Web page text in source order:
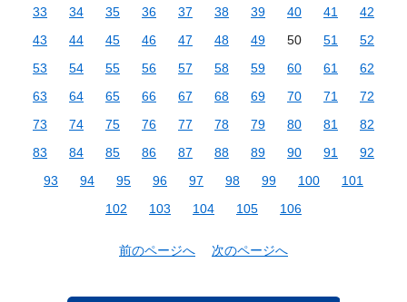
33
34 35 36 37 38 39 40 41
42
43
44 45 46 47 48 49 50 51
52
53
54 55 56 57 58 59 60 61
62
63
64 65 66 67 68 69 70 71
72
73
74 75 76 77 78 79 80 81
82
83
84 85 86 87 88 89 90 91
92
93
94 95 96 97 98 99 100
101
102
103 104 105 106
前のページへ 次のページへ